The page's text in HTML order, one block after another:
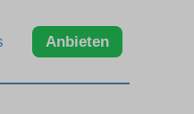
Anbieten